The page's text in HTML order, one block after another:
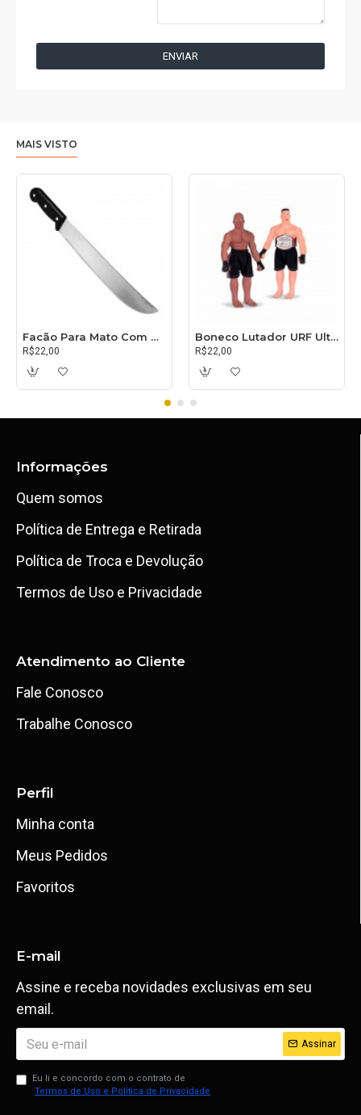
ENVIAR
MAIS VISTO
Facão Para Mato Com Cabo 30cm
R$22,00
Boneco Lutador URF Ultimate
R$22,00
Informações
Quem somos
Política de Entrega e Retirada
Política de Troca e Devolução
Termos de Uso e Privacidade
Atendimento ao Cliente
Fale Conosco
Trabalhe Conosco
Perfil
Minha conta
Meus Pedidos
Favoritos
E-mail
Assine e receba novidades exclusivas em seu
email.
Assinar
Eu li e concordo com o contrato de
Termos de Uso e Política de Privacidade